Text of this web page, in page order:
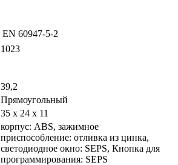
EN 60947-5-2
1023
39,2
Прямоугольный
35 x 24 x 11
корпус: ABS, зажимное
приспособление: отливка из цинка,
светодиодное окно: SEPS, Кнопка для
программирования: SEPS